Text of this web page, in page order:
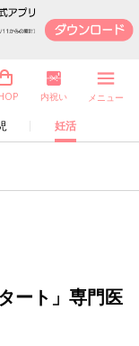
妊活
内祝い メニュー
ート」専門医